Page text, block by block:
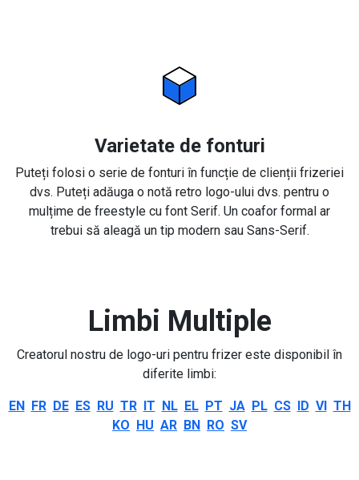
Varietate de fonturi
Puteți folosi o serie de fonturi în funcție de clienții frizeriei
dvs. Puteți adăuga o notă retro logo-ului dvs. pentru o
mulțime de freestyle cu font Serif. Un coafor formal ar
trebui să aleagă un tip modern sau Sans-Serif.
Limbi Multiple
Creatorul nostru de logo-uri pentru frizer este disponibil în
diferite limbi:
EN FR DE ES RU TR IT NL EL PT JA PL CS ID VI TH
KO HU AR BN RO SV